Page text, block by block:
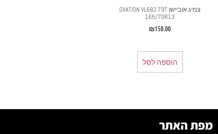
צמיג אוביישן OVATION VL682 79T
165/70R13
₪150.00
הוספה לסל
מפת האתר